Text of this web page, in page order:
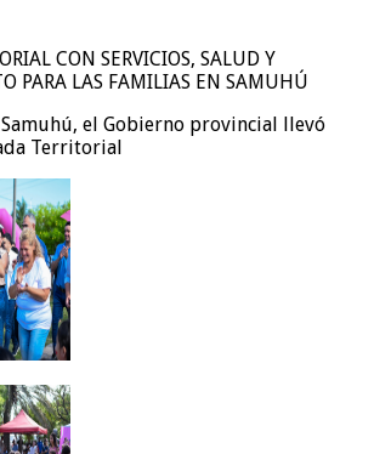
CON SERVICIOS, SALUD Y
PARA LAS FAMILIAS EN SAMUHÚ
el Gobierno provincial llevó
Territorial